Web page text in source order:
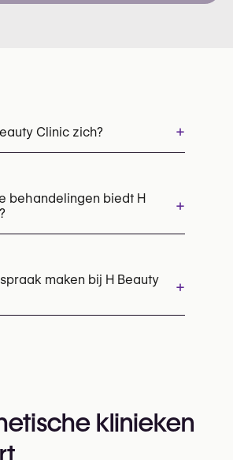
Clinic zich? +
behandelingen biedt H
+
maken bij H Beauty
+
klinieken